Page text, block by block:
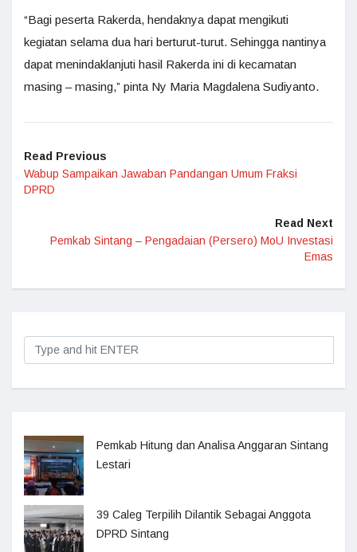
“Bagi peserta Rakerda, hendaknya dapat mengikuti
kegiatan selama dua hari berturut-turut. Sehingga nantinya
dapat menindaklanjuti hasil Rakerda ini di kecamatan
masing – masing,” pinta Ny Maria Magdalena Sudiyanto.
Read Previous
Wabup Sampaikan Jawaban Pandangan Umum Fraksi
DPRD
Read Next
Pemkab Sintang – Pengadaian (Persero) MoU Investasi
Emas
Pemkab Hitung dan Analisa Anggaran Sintang
Lestari
39 Caleg Terpilih Dilantik Sebagai Anggota
DPRD Sintang